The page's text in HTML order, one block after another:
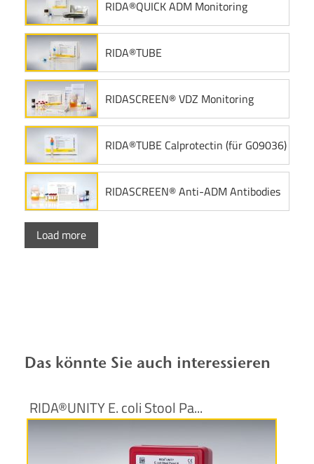
RIDA®QUICK ADM Monitoring
RIDA®TUBE
RIDASCREEN® VDZ Monitoring
RIDA®TUBE Calprotectin (für G09036)
RIDASCREEN® Anti-ADM Antibodies
Load more
Das könnte Sie auch interessieren
RIDA®UNITY E. coli Stool Pa...